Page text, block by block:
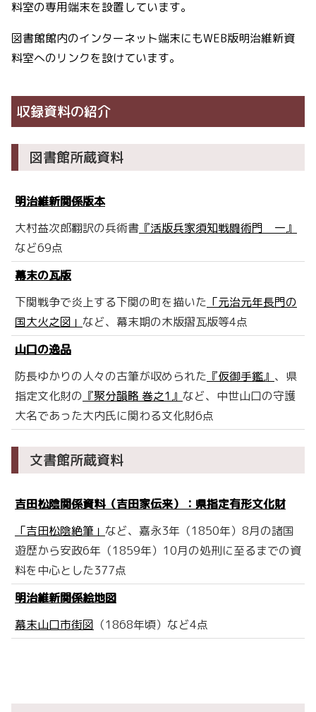
料室の専用端末を設置しています。
図書館館内のインターネット端末にもWEB版明治維新資
料室へのリンクを設けています。
収録資料の紹介
図書館所蔵資料
明治維新関係版本
大村益次郎翻訳の兵術書 『活版兵家須知戦闘術門 一』
など69点
幕末の瓦版
下関戦争で炎上する下関の町を描いた 「元治元年長門の
国大火之図」 など、幕末期の木版摺瓦版等4点
山口の逸品
防長ゆかりの人々の古筆が収められた 『仮御手鑑』 、県
指定文化財の 『聚分韻略 巻之1』 など、中世山口の守護
大名であった大内氏に関わる文化財6点
文書館所蔵資料
吉田松陰関係資料（吉田家伝来）：県指定有形文化財
「吉田松陰絶筆」 など、嘉永3年（1850年）8月の諸国
遊歴から安政6年（1859年）10月の処刑に至るまでの資
料を中心とした377点
明治維新関係絵地図
幕末山口市街図 （1868年頃）など4点